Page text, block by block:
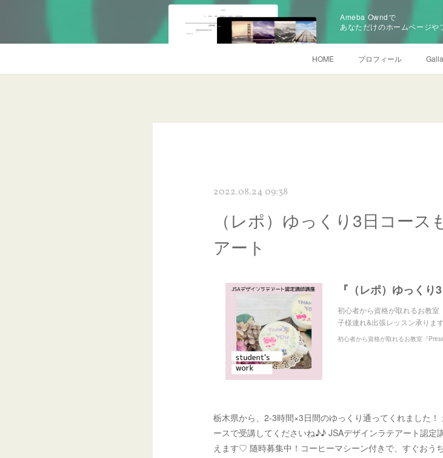
Ameba Owndで
あなただけのホームページや
HOME プロフィール
2022.08.24 09:38
（レポ）ゆっくり3日コー
アート
初心者から資格が取れるお
子様連れ&出張レッスン承りま
初心者から資格が取れるお教室『
栃木県から、2-3時間×3日間のゆっくり通ってくれました
ースで受講してくださいね♪♪ JSAデザインラテアート認定
えます♡ 随時募集中！コーヒーマシーン付きで、すぐおう